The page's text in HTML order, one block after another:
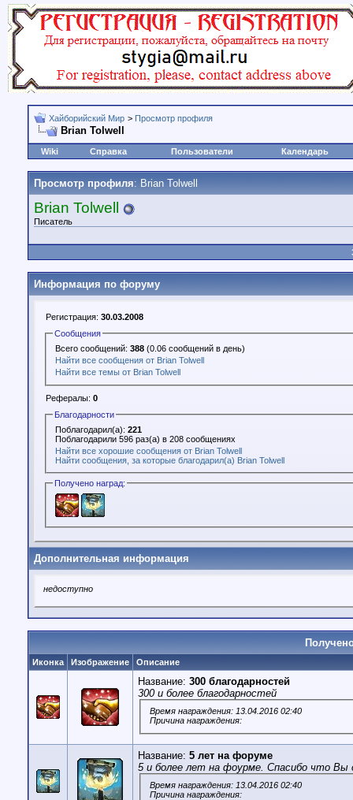
Хайборийский Мир > Просмотр профиля
Brian Tolwell
Wiki Справка Пользователи Календарь
Просмотр профиля: Brian Tolwell
Brian Tolwell
Писатель
Информация по форуму
Регистрация: 30.03.2008
Сообщения
Всего сообщений:388 (0.06 сообщений в день)
Найти все сообщения от Brian Tolwell
Найти все темы от Brian Tolwell
Рефералы: 0
Благодарности
Поблагодарил(а):221
Поблагодарили 596 раз(а) в 208 сообщениях
Найти все хорошие сообщения от Brian Tolwell
Найти сообщения, за которые благодарил(а) Brian Tolwell
Получено наград:
Дополнительная информация
недоступно
Иконка Изображение Описание
Название: 300 благодарностей
300 и более благодарностей
Время награждения: 13.04.2016 02:40
Причина награждения:
Название: 5 лет на форуме
5 и более лет на фоурме. Спасибо что Вы
Время награждения: 13.04.2016 02:40
Причина награждения: